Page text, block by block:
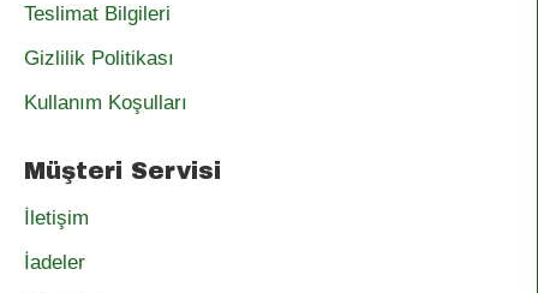
Teslimat Bilgileri
Gizlilik Politikası
Kullanım Koşulları
Müşteri Servisi
İletişim
İadeler